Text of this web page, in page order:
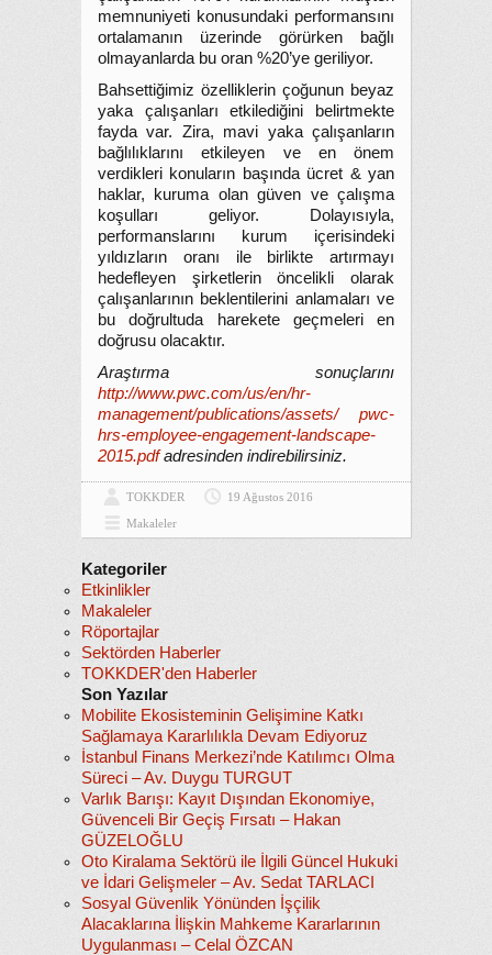
memnuniyeti konusundaki performansını
ortalamanın üzerinde görürken bağlı
olmayanlarda bu oran %20’ye geriliyor.
Bahsettiğimiz özelliklerin çoğunun beyaz
yaka çalışanları etkilediğini belirtmekte
fayda var. Zira, mavi yaka çalışanların
bağlılıklarını etkileyen ve en önem
verdikleri konuların başında ücret & yan
haklar, kuruma olan güven ve çalışma
koşulları geliyor. Dolayısıyla,
performanslarını kurum içerisindeki
yıldızların oranı ile birlikte artırmayı
hedefleyen şirketlerin öncelikli olarak
çalışanlarının beklentilerini anlamaları ve
bu doğrultuda harekete geçmeleri en
doğrusu olacaktır.
Araştırma sonuçlarını
http://www.pwc.com/us/en/hr-
management/publications/assets/ pwc-
hrs-employee-engagement-landscape-
2015.pdfadresinden indirebilirsiniz.
TOKKDER
19 Ağustos 2016
Makaleler
Kategoriler
Etkinlikler
Makaleler
Röportajlar
Sektörden Haberler
TOKKDER'den Haberler
Son Yazılar
Mobilite Ekosisteminin Gelişimine Katkı
Sağlamaya Kararlılıkla Devam Ediyoruz
İstanbul Finans Merkezi’nde Katılımcı Olma
Süreci – Av. Duygu TURGUT
Varlık Barışı: Kayıt Dışından Ekonomiye,
Güvenceli Bir Geçiş Fırsatı – Hakan
GÜZELOĞLU
Oto Kiralama Sektörü ile İlgili Güncel Hukuki
ve İdari Gelişmeler – Av. Sedat TARLACI
Sosyal Güvenlik Yönünden İşçilik
Alacaklarına İlişkin Mahkeme Kararlarının
Uygulanması – Celal ÖZCAN